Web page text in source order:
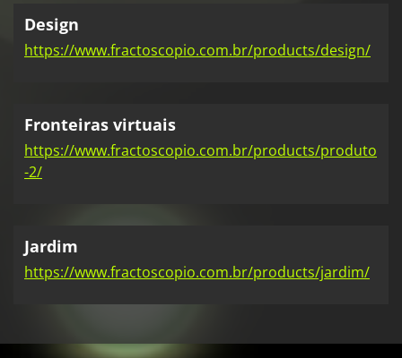
Design
https://www.fractoscopio.com.br/products/design/
Fronteiras virtuais
https://www.fractoscopio.com.br/products/produto
-2/
Jardim
https://www.fractoscopio.com.br/products/jardim/